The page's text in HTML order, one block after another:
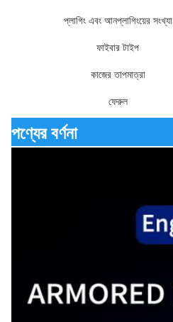
প্লাগিং এবং আনপ্লাগিংয়ের সংখ্যা
ফাইবার টাইপ
কাজের তাপমাত্রা
ফেরুল
পণ্যের বর্ণনা